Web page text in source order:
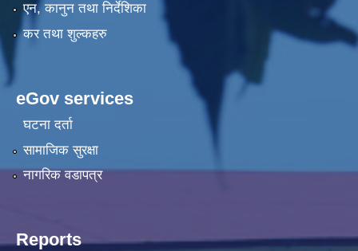
एन, कानुन तथा निर्देशिका
कर तथा शुल्कहरु
eGov services
घटना दर्ता
सामाजिक सुरक्षा
नागरिक वडापत्र
Reports